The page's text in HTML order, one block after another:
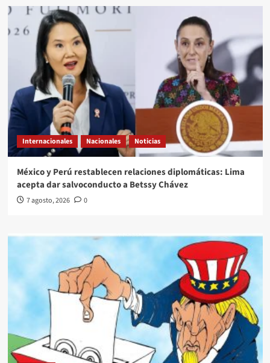
Internacionales Nacionales Noticias
México y Perú restablecen relaciones diplomáticas: Lima
acepta dar salvoconducto a Betssy Chávez
7 agosto, 2026 0